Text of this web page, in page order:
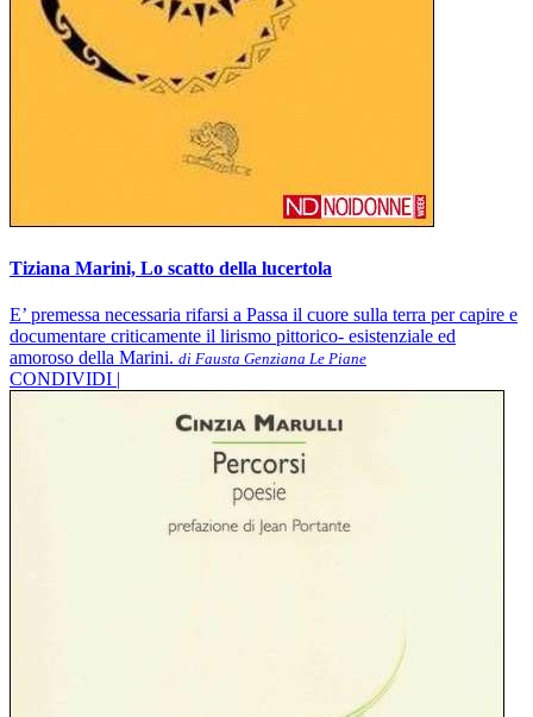
Tiziana Marini, Lo scatto della lucertola
E’ premessa necessaria rifarsi a Passa il cuore sulla terra per capire e
documentare criticamente il lirismo pittorico- esistenziale ed
amoroso della Marini. di Fausta Genziana Le Piane
CONDIVIDI |